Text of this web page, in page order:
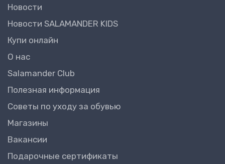
Новости
Новости SALAMANDER KIDS
Купи онлайн
О нас
Salamander Club
Полезная информация
Советы по уходу за обувью
Магазины
Вакансии
Подарочные сертификаты